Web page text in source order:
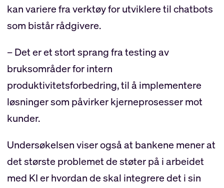
kan variere fra verktøy for utviklere til chatbots
som bistår rådgivere.
– Det er et stort sprang fra testing av
bruksområder for intern
produktivitetsforbedring, til å implementere
løsninger som påvirker kjerneprosesser mot
kunder.
Undersøkelsen viser også at bankene mener at
det største problemet de støter på i arbeidet
med KI er hvordan de skal integrere det i sin